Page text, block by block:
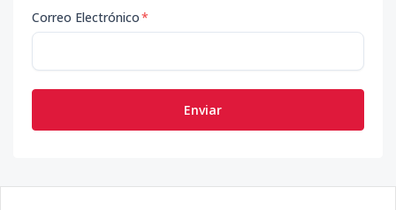
Correo Electrónico*
Enviar